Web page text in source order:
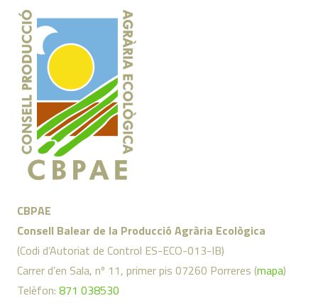
CBPAE
Consell Balear de la Producció Agrària Ecològica
(Codi d’Autoriat de Control ES-ECO-013-IB)
Carrer d’en Sala, nº 11, primer pis 07260 Porreres (mapa)
Telèfon: 871 038530